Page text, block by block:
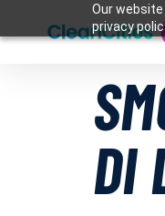
Our
privacy
DI